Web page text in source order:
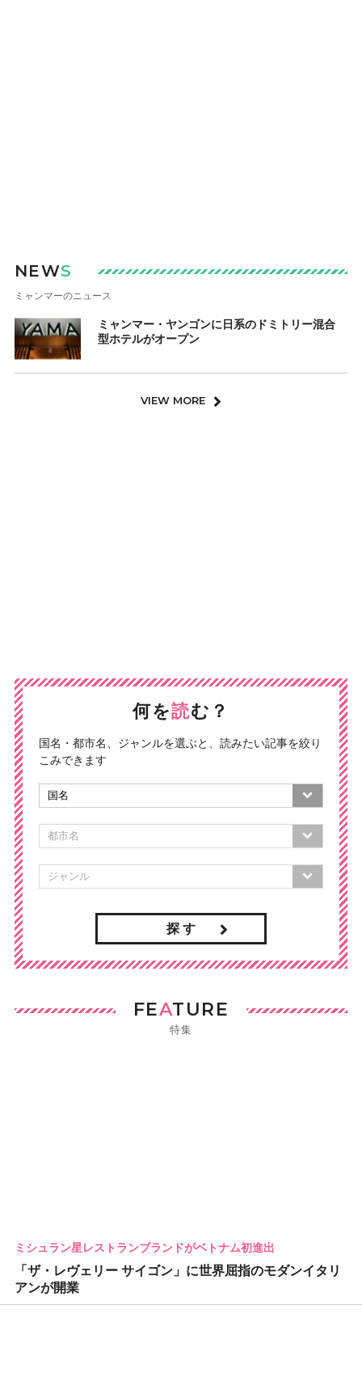
NEWS
ミャンマーのニュース
ミャンマー・ヤンゴンに日系のドミトリー混合
型ホテルがオープン
VIEW MORE
何を読む？
国名・都市名、ジャンルを選ぶと、読みたい記事を絞り
こみできます
探 す
FEATURE
特集
ミシュラン星レストランブランドがベトナム初進出
「ザ・レヴェリー サイゴン」に世界屈指のモダンイタリ
アンが開業